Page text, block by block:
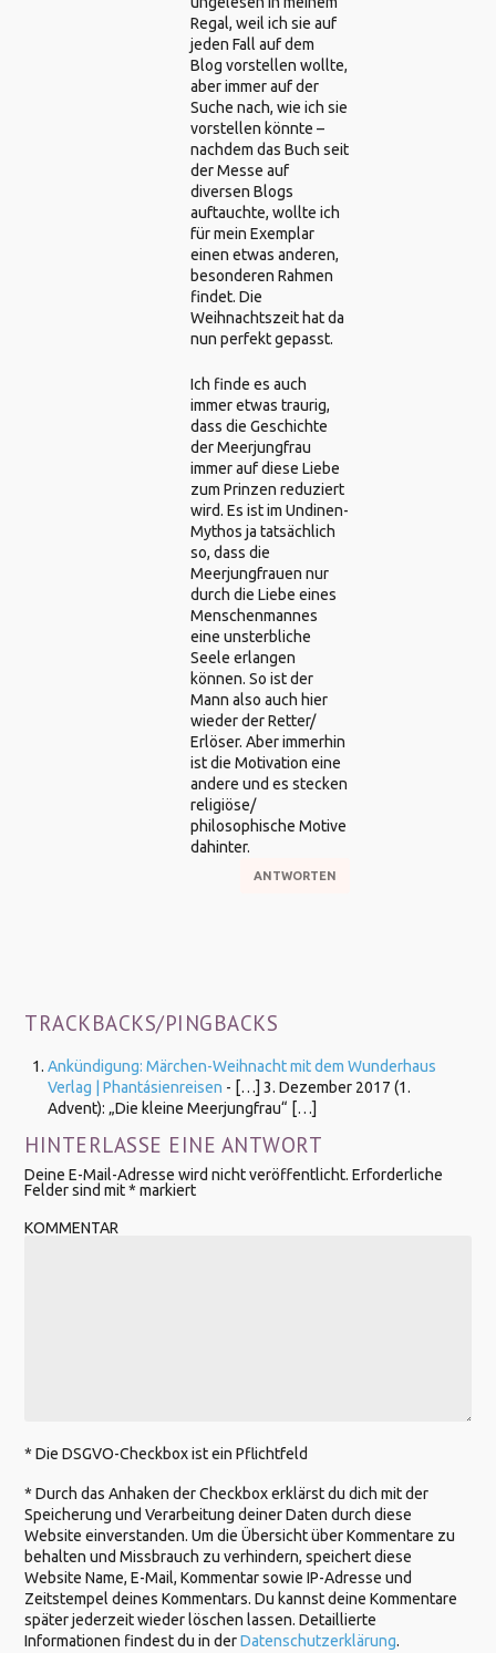
Regal, weil ich sie auf
jeden Fall auf dem
Blog vorstellen wollte,
aber immer auf der
Suche nach, wie ich sie
vorstellen könnte –
nachdem das Buch seit
der Messe auf
diversen Blogs
auftauchte, wollte ich
für mein Exemplar
einen etwas anderen,
besonderen Rahmen
findet. Die
Weihnachtszeit hat da
nun perfekt gepasst.
Ich finde es auch
immer etwas traurig,
dass die Geschichte
der Meerjungfrau
immer auf diese Liebe
zum Prinzen reduziert
wird. Es ist im Undinen-
Mythos ja tatsächlich
so, dass die
Meerjungfrauen nur
durch die Liebe eines
Menschenmannes
eine unsterbliche
Seele erlangen
können. So ist der
Mann also auch hier
wieder der Retter/
Erlöser. Aber immerhin
ist die Motivation eine
andere und es stecken
religiöse/
philosophische Motive
dahinter.
ANTWORTEN
TRACKBACKS/PINGBACKS
Ankündigung: Märchen-Weihnacht mit dem Wunderhaus
Verlag | Phantásienreisen - […] 3. Dezember 2017 (1.
Advent): „Die kleine Meerjungfrau“ […]
HINTERLASSE EINE ANTWORT
Deine E-Mail-Adresse wird nicht veröffentlicht. Erforderliche
Felder sind mit* markiert
KOMMENTAR
* Die DSGVO-Checkbox ist ein Pflichtfeld
* Durch das Anhaken der Checkbox erklärst du dich mit der
Speicherung und Verarbeitung deiner Daten durch diese
Website einverstanden. Um die Übersicht über Kommentare zu
behalten und Missbrauch zu verhindern, speichert diese
Website Name, E-Mail, Kommentar sowie IP-Adresse und
Zeitstempel deines Kommentars. Du kannst deine Kommentare
später jederzeit wieder löschen lassen. Detaillierte
Informationen findest du in derDatenschutzerklärung.